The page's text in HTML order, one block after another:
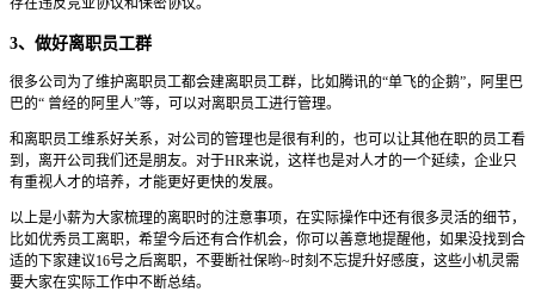
存在违反竞业协议和保密协议。
3、做好离职员工群
很多公司为了维护离职员工都会建离职员工群，比如腾讯的“单飞的企鹅”，阿里巴
巴的“ 曾经的阿里人”等，可以对离职员工进行管理。
和离职员工维系好关系，对公司的管理也是很有利的，也可以让其他在职的员工看
到，离开公司我们还是朋友。对于HR来说，这样也是对人才的一个延续，企业只
有重视人才的培养，才能更好更快的发展。
以上是小薪为大家梳理的离职时的注意事项，在实际操作中还有很多灵活的细节，
比如优秀员工离职，希望今后还有合作机会，你可以善意地提醒他，如果没找到合
适的下家建议16号之后离职，不要断社保哟~时刻不忘提升好感度，这些小机灵需
要大家在实际工作中不断总结。